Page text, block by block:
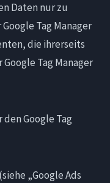
Daten nur zu
Tag Manager
die ihrerseits
Tag Manager
Google Tag
„Google Ads